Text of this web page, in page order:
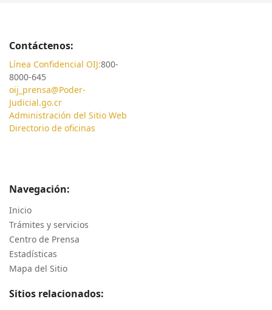
Contáctenos:
Línea Confidencial OIJ:800-
8000-645
oij_prensa@Poder-
Judicial.go.cr
Administración del Sitio Web
Directorio de oficinas
Navegación:
Inicio
Trámites y servicios
Centro de Prensa
Estadísticas
Mapa del Sitio
Sitios relacionados: